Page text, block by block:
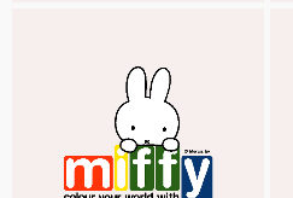
MICKEY MOUSE